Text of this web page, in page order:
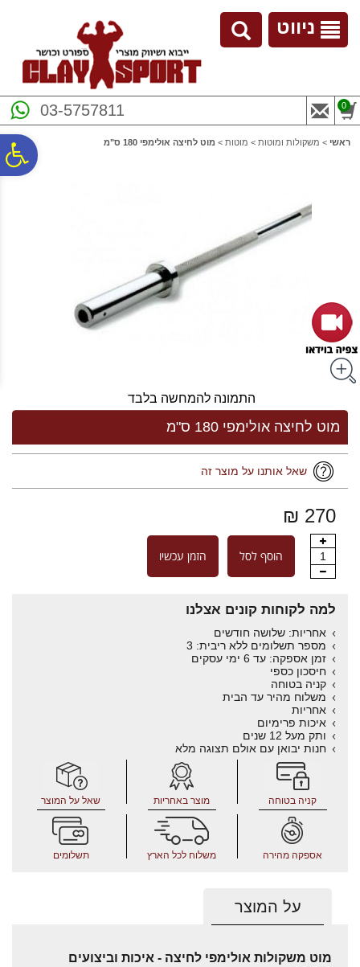
נגישות
ניווט
03-5757811 0
ראשי > משקולות ומוטות > מוטות > מוט לחיצה אולימפי 180 ס"מ
התמונה להמחשה בלבד
מוט לחיצה אולימפי 180 ס"מ
שאל אותנו על מוצר זה
270 ₪
1 הוסף לסל הזמן עכשיו
למה לקוחות קונים אצלנו
אחריות: שלושה חודשים
מספר תשלומים ללא ריבית: 3
זמן אספקה: עד 6 ימי עסקים
חיסכון כספי
קניה בטוחה
משלוח מהיר עד הבית
אחריות
איכות פרימיום
ותק מעל 12 שנים
חנות יבואן עם אולם תצוגה מלא
קניה בטוחה מוצר באחריות שאל על המוצר
אספקה מהירה משלוח לכל הארץ תשלומים
על המוצר
מוט משקולות אולימפי לחיצה - איכות וביצועים